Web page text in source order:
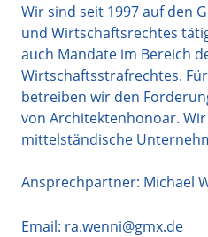
Wir sind seit 1997 auf den
und Wirtschaftsrechtes
auch Mandate im Bereich
Wirtschaftsstrafrechtes.
betreiben wir den
von Architektenhonoar.
mittelständische
Ansprechpartner: Michael
Email: ra.wenni@gmx.de